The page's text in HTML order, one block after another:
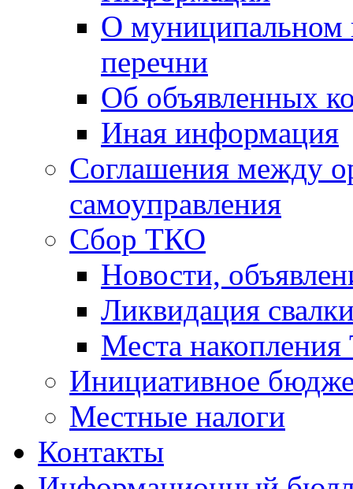
О муниципальном
перечни
Об объявленных
Иная информация
Соглашения между
самоуправления
Сбор ТКО
Новости,
Ликвидация
Места
Инициативное
Местные налоги
Контакты